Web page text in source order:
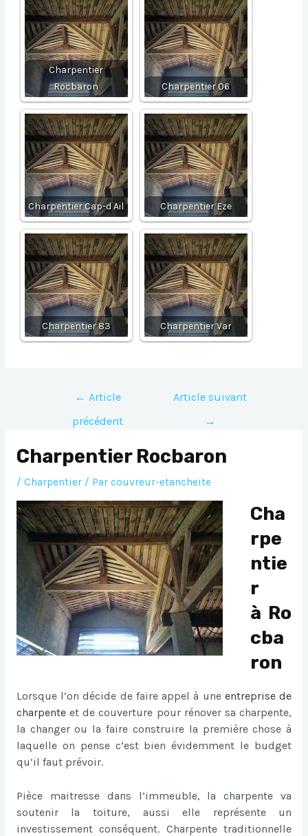
Charpentier
Rocbaron
Charpentier 06
Charpentier Cap-d Ail Charpentier Eze
Charpentier 83 Charpentier Var
Navigation
l’article
← Article
précédent
Article suivant
→
Charpentier Rocbaron
/ Charpentier/ Par couvreur-etancheite
Cha
rpe
ntie
r
à Ro
cba
ron
Lorsque l’on décide de faire appel à une entreprise de
charpenteet de couverture pour rénover sa charpente,
la changer ou la faire construire la première chose à
laquelle on pense c’est bien évidemment le budget
qu’il faut prévoir.
Pièce maitresse dans l’immeuble, la charpente va
soutenir la toiture, aussi elle représente un
investissement conséquent. Charpente traditionnelle